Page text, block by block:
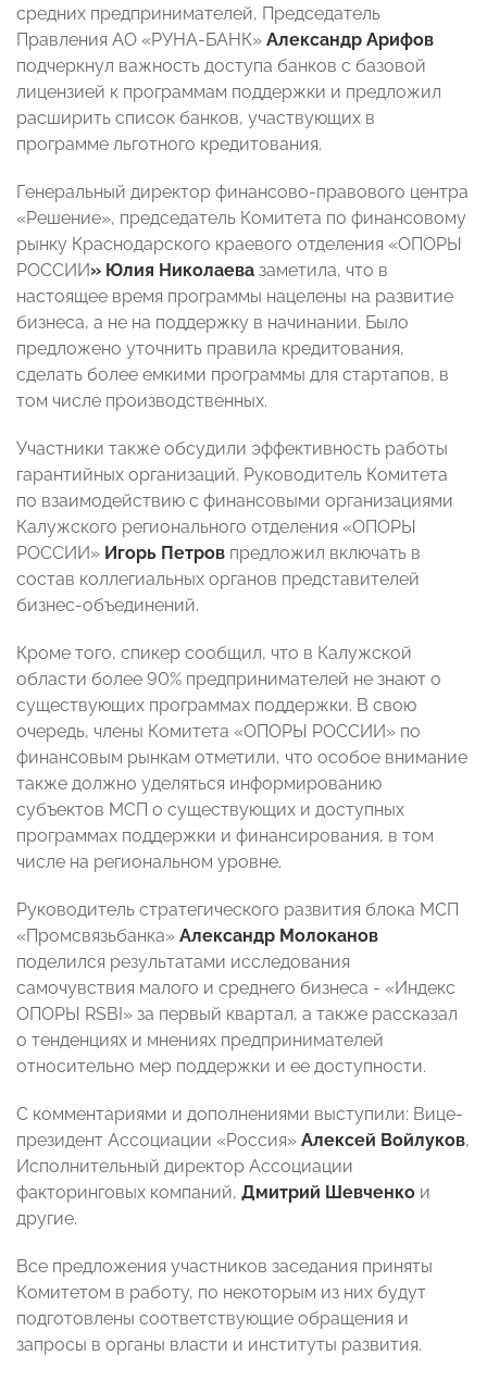
средних предпринимателей, Председатель
Правления АО «РУНА-БАНК» Александр Арифов
подчеркнул важность доступа банков с базовой
лицензией к программам поддержки и предложил
расширить список банков, участвующих в
программе льготного кредитования.
Генеральный директор финансово-правового центра
«Решение», председатель Комитета по финансовому
рынку Краснодарского краевого отделения «ОПОРЫ
РОССИИ» Юлия Николаева заметила, что в
настоящее время программы нацелены на развитие
бизнеса, а не на поддержку в начинании. Было
предложено уточнить правила кредитования,
сделать более емкими программы для стартапов, в
том числе производственных.
Участники также обсудили эффективность работы
гарантийных организаций. Руководитель Комитета
по взаимодействию с финансовыми организациями
Калужского регионального отделения «ОПОРЫ
РОССИИ» Игорь Петров предложил включать в
состав коллегиальных органов представителей
бизнес-объединений.
Кроме того, спикер сообщил, что в Калужской
области более 90% предпринимателей не знают о
существующих программах поддержки. В свою
очередь, члены Комитета «ОПОРЫ РОССИИ» по
финансовым рынкам отметили, что особое внимание
также должно уделяться информированию
субъектов МСП о существующих и доступных
программах поддержки и финансирования, в том
числе на региональном уровне.
Руководитель стратегического развития блока МСП
«Промсвязьбанка» Александр Молоканов
поделился результатами исследования
самочувствия малого и среднего бизнеса - «Индекс
ОПОРЫ RSBI» за первый квартал, а также рассказал
о тенденциях и мнениях предпринимателей
относительно мер поддержки и ее доступности.
С комментариями и дополнениями выступили: Вице-
президент Ассоциации «Россия» Алексей Войлуков,
Исполнительный директор Ассоциации
факторинговых компаний, Дмитрий Шевченко и
другие.
Все предложения участников заседания приняты
Комитетом в работу, по некоторым из них будут
подготовлены соответствующие обращения и
запросы в органы власти и институты развития.